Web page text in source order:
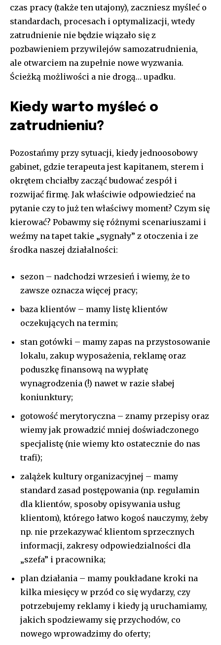
Zostań członkiem najlepiej
poinformowanej społeczności
Zapisz się do newslettera, aby otrzymywać bieżące
informacje na temat nowych artykułów.
SUBSKRYBUJ
Zapoznałem się, rozumiem i akceptuję Politykę prywatności
czas pracy (także ten utajony), zaczniesz myśleć o
standardach, procesach i optymalizacji, wtedy
zatrudnienie nie będzie wiązało się z
pozbawieniem przywilejów samozatrudnienia,
ale otwarciem na zupełnie nowe wyzwania.
Ścieżką możliwości a nie drogą… upadku.
Kiedy warto myśleć o
zatrudnieniu?
Pozostańmy przy sytuacji, kiedy jednoosobowy
gabinet, gdzie terapeuta jest kapitanem, sterem i
okrętem chciałby zacząć budować zespół i
rozwijać firmę. Jak właściwie odpowiedzieć na
pytanie czy to już ten właściwy moment? Czym się
kierować? Pobawmy się różnymi scenariuszami i
weźmy na tapet takie „sygnały” z otoczenia i ze
środka naszej działalności:
sezon – nadchodzi wrzesień i wiemy, że to
zawsze oznacza więcej pracy;
baza klientów – mamy listę klientów
oczekujących na termin;
stan gotówki – mamy zapas na przystosowanie
lokalu, zakup wyposażenia, reklamę oraz
poduszkę finansową na wypłatę
wynagrodzenia (!) nawet w razie słabej
koniunktury;
gotowość merytoryczna – znamy przepisy oraz
wiemy jak prowadzić mniej doświadczonego
specjalistę (nie wiemy kto ostatecznie do nas
trafi);
zalążek kultury organizacyjnej – mamy
standard zasad postępowania (np. regulamin
dla klientów, sposoby opisywania usług
klientom), którego łatwo kogoś nauczymy, żeby
np. nie przekazywać klientom sprzecznych
informacji, zakresy odpowiedzialności dla
„szefa” i pracownika;
plan działania – mamy poukładane kroki na
kilka miesięcy w przód co się wydarzy, czy
potrzebujemy reklamy i kiedy ją uruchamiamy,
jakich spodziewamy się przychodów, co
nowego wprowadzimy do oferty;